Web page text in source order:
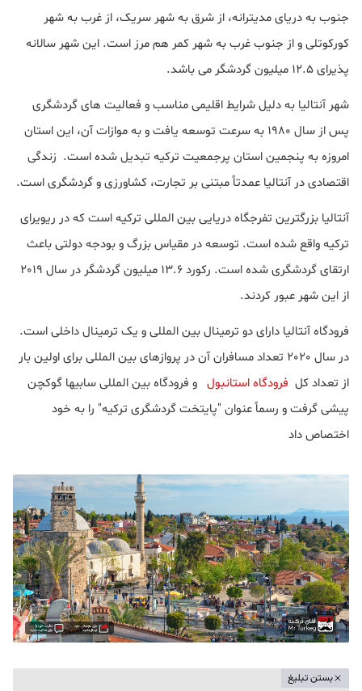
جنوب به دریای مدیترانه، از شرق به شهر سریک، از غرب به شهر
کورکوتلی و از جنوب غرب به شهر کمر هم مرز است. این شهر سالانه
پذیرای 12.5 میلیون گردشگر می باشد.
شهر آنتالیا به دلیل شرایط اقلیمی مناسب و فعالیت های گردشگری
پس از سال 1980 به سرعت توسعه یافت و به موازات آن، این استان
امروزه به پنجمین استان پرجمعیت ترکیه تبدیل شده است. زندگی
اقتصادی در آنتالیا عمدتاً مبتنی بر تجارت، کشاورزی و گردشگری است.
آنتالیا بزرگترین تفرجگاه دریایی بین المللی ترکیه است که در ریویرای
ترکیه واقع شده است. توسعه در مقیاس بزرگ و بودجه دولتی باعث
ارتقای گردشگری شده است. رکورد 13.6 میلیون گردشگر در سال 2019
از این شهر عبور کردند.
فرودگاه آنتالیا دارای دو ترمینال بین المللی و یک ترمینال داخلی است.
در سال 2020 تعداد مسافران آن در پروازهای بین المللی برای اولین بار
از تعداد کل فرودگاه استانبول و فرودگاه بین المللی سابیها گوکچن
پیشی گرفت و رسماً عنوان "پایتخت گردشگری ترکیه" را به خود
اختصاص داد
بستن تبلیغ